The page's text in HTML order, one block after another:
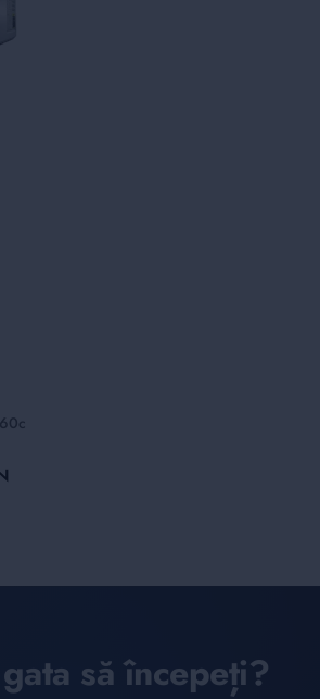
să începeți?